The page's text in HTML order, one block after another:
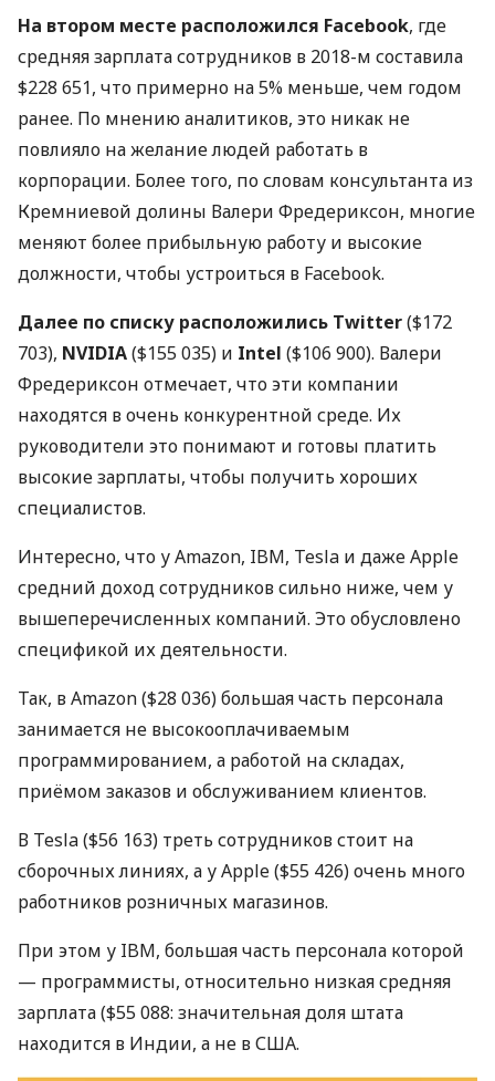
На втором месте расположился Facebook, где
средняя зарплата сотрудников в 2018-м составила
$228 651, что примерно на 5% меньше, чем годом
ранее. По мнению аналитиков, это никак не
повлияло на желание людей работать в
корпорации. Более того, по словам консультанта из
Кремниевой долины Валери Фредериксон, многие
меняют более прибыльную работу и высокие
должности, чтобы устроиться в Facebook.
Далее по списку расположились Twitter($172
703), NVIDIA($155 035) и Intel ($106 900). Валери
Фредериксон отмечает, что эти компании
находятся в очень конкурентной среде. Их
руководители это понимают и готовы платить
высокие зарплаты, чтобы получить хороших
специалистов.
Интересно, что у Amazon, IBM, Tesla и даже Apple
средний доход сотрудников сильно ниже, чем у
вышеперечисленных компаний. Это обусловлено
спецификой их деятельности.
Так, в Amazon ($28 036) большая часть персонала
занимается не высокооплачиваемым
программированием, а работой на складах,
приёмом заказов и обслуживанием клиентов.
В Tesla ($56 163) треть сотрудников стоит на
сборочных линиях, а у Apple ($55 426) очень много
работников розничных магазинов.
При этом у IBM, большая часть персонала которой
— программисты, относительно низкая средняя
зарплата ($55 088: значительная доля штата
находится в Индии, а не вСША.